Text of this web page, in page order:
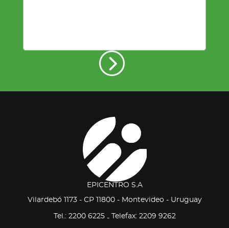
EPICENTRO S.A
Vilardebó 1173 - CP 11800 - Montevideo - Uruguay
Tel.: 2200 6225- Telefax: 2209 9262